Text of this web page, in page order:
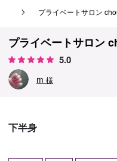
技
プライベートサロン
プライベートサロン
5.0
m 様
下半身